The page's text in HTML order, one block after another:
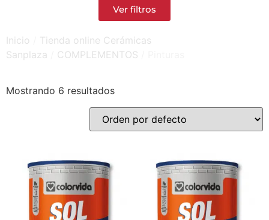
Ver filtros
Inicio
Tienda online Cerámicas
Sanplaza
COMPLEMENTOS
Mostrando 6 resultados